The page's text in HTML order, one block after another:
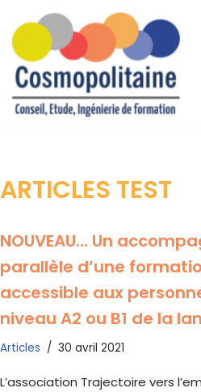
Aller
au
contenu
ARTICLES TEST
NOUVEAU… Un
parallèle d’une
accessible aux
niveau A2 ou B1 de la
Articles 30 avril 2021
L’association Trajectoire vers